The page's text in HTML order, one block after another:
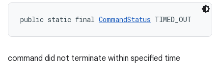
public static final CommandStatus TIMED_OUT
command did not terminate within specified time